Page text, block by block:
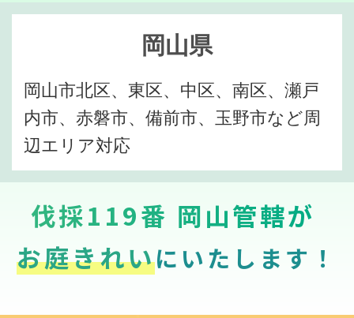
岡山県
岡山市北区、東区、中区、南区、瀬戸
内市、赤磐市、備前市、玉野市など周
辺エリア対応
伐採119番 岡山管轄が
お庭きれいにいたします！